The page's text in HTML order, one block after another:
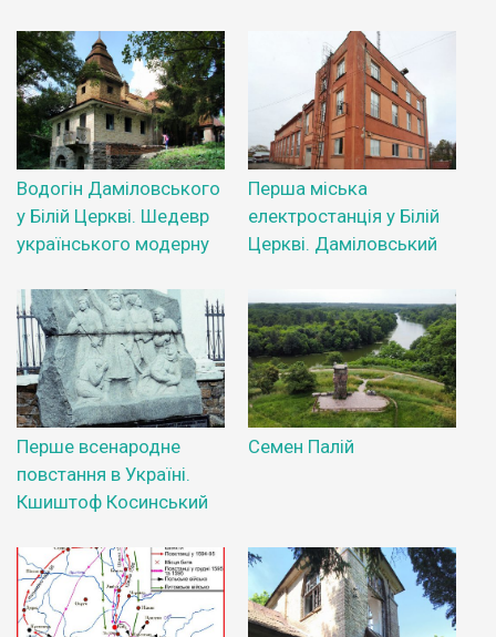
Водогін Даміловського
у Білій Церкві. Шедевр
українського модерну
Перша міська
електростанція у Білій
Церкві. Даміловський
Перше всенародне
повстання в Україні.
Кшиштоф Косинський
Семен Палій